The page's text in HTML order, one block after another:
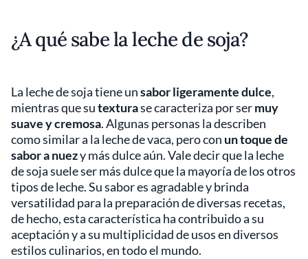
¿A qué sabe la leche de soja?
La leche de soja tiene unsabor ligeramente dulce,
mientras que sutexturase caracteriza por sermuy
suave y cremosa. Algunas personas la describen
como similar a la leche de vaca, pero con un toque de
sabor a nuezy más dulce aún. Vale decir que la leche
de soja suele ser más dulce que la mayoría de los otros
tipos de leche. Su sabor es agradable y brinda
versatilidad para la preparación de diversas recetas,
de hecho, esta característica ha contribuido a su
aceptación y a su multiplicidad de usos en diversos
estilos culinarios, en todo el mundo.